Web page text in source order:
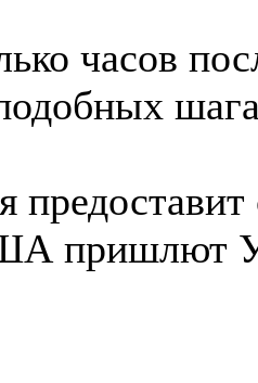
часов
пришлют